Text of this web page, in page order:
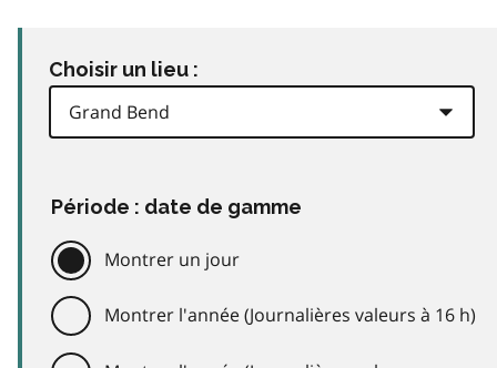
Choisir un lieu :
Période : date de gamme
Montrer un jour
Montrer l'année (Journalières valeurs à 16 h)